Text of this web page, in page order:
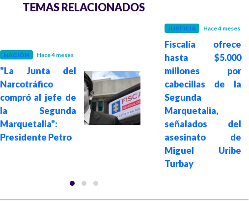
TEMAS RELACIONADOS
NACIÓN Hace 4 meses
"La Junta del
Narcotráfico
compró al jefe de
la Segunda
Marquetalia":
Presidente Petro
JUSTICIA Hace 4 meses
Fiscalía ofrece
hasta $5.000
millones por
cabecillas de la
Segunda
Marquetalia,
señalados del
asesinato de
Miguel Uribe
Turbay